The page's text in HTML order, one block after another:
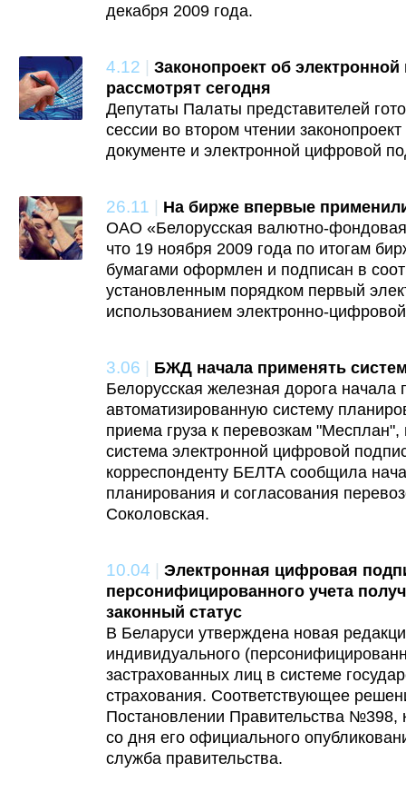
декабря 2009 года.
4.12 | Законопроект об
рассмотрят сегодня
Депутаты Палаты представителей
сессии во втором чтении
документе и электронной цифровой
26.11 | На бирже впервые
ОАО «Белорусская валютно-
что 19 ноября 2009 года по итогам
бумагами оформлен и подписан в
установленным порядком первый
использованием электронно-
3.06 | БЖД начала применять
Белорусская железная дорога начала
автоматизированную систему
приема груза к перевозкам "Месплан",
система электронной цифровой
корреспонденту БЕЛТА сообщила
планирования и согласования
Соколовская.
10.04 | Электронная цифровая
персонифицированного учета
законный статус
В Беларуси утверждена новая
индивидуального
застрахованных лиц в системе
страхования. Соответствующее
Постановлении Правительства №398,
со дня его официального
служба правительства.